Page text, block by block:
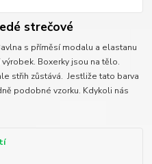
strečové
s příměsí modalu a elastanu
Boxerky jsou na tělo.
střih zůstává. Jestliže tato barva
podobné vzorku. Kdykoli nás